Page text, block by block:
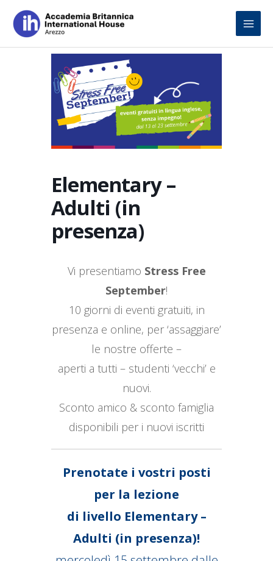
content
Elementary –
Adulti (in
presenza)
Vi presentiamo Stress Free
September!
10 giorni di eventi gratuiti, in
presenza e online, per ‘assaggiare’
le nostre offerte –
aperti a tutti – studenti ‘vecchi’ e
nuovi.
Sconto amico & sconto famiglia
disponibili per i nuovi iscritti
Prenotate i vostri posti
per la lezione
di livello Elementary –
Adulti (in presenza)!